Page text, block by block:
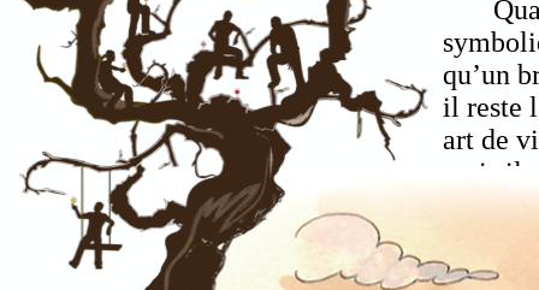
qu’un
il reste
art de
mais il